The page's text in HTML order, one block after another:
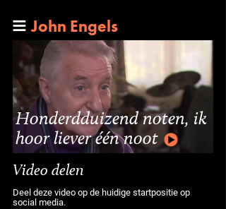
John Engels
Honderdduizend noten, ik
hoor liever één noot
Video delen
Deel deze video op de huidige startpositie op
social media.